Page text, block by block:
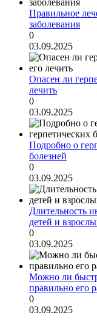
Правильное
заболевания
0
03.09.2025
Опасен ли
лечить
0
03.09.2025
Подробно о
болезней
0
03.09.2025
Длительность
детей и
0
03.09.2025
Можно ли
правильно его
0
03.09.2025